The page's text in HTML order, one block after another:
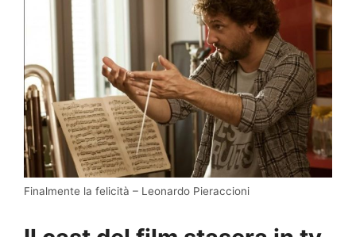
Finalmente la felicità – Leonardo Pieraccioni